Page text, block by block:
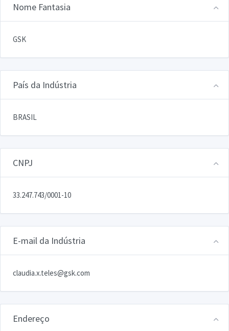
Nome Fantasia
GSK
País da Indústria
BRASIL
CNPJ
33.247.743/0001-10
E-mail da Indústria
claudia.x.teles@gsk.com
Endereço